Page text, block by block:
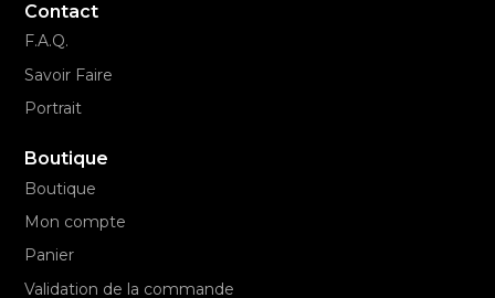
Contact
F.A.Q.
Savoir Faire
Portrait
Boutique
Boutique
Mon compte
Panier
Validation de la commande